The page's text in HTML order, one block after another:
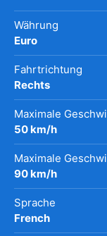
Währung
Euro
Fahrtrichtung
Rechts
Maximale
50 km/h
Maximale
90 km/h
Sprache
French